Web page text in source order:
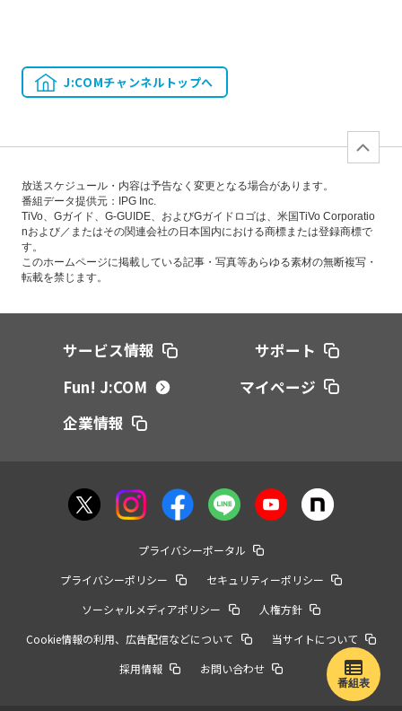
J:COMチャンネルトップへ
番組表
放送スケジュール・内容は予告なく変更となる場合があります。
番組データ提供元：IPG Inc.
TiVo、Gガイド、G-GUIDE、およびGガイドロゴは、米国TiVo Corporatio
nおよび／またはその関連会社の日本国内における商標または登録商標で
す。
このホームページに掲載している記事・写真等あらゆる素材の無断複写・
転載を禁じます。
サービス情報
サポート
Fun! J:COM
マイページ
企業情報
プライバシーポータル
プライバシーポリシー
セキュリティーポリシー
ソーシャルメディアポリシー
人権方針
Cookie情報の利用、広告配信などについて
当サイトについて
採用情報
お問い合わせ